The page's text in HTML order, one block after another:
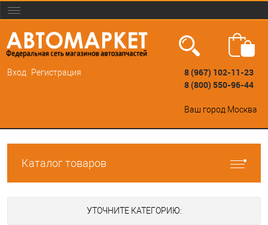
Вход Регистрация
8 (967) 102-11-23
8 (800) 550-96-44
Ваш город Москва
Каталог товаров
УТОЧНИТЕ КАТЕГОРИЮ: